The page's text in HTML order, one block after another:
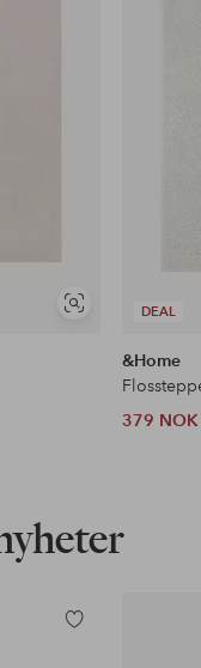
Vis
DEAL
&Home
379 NOK
Legg